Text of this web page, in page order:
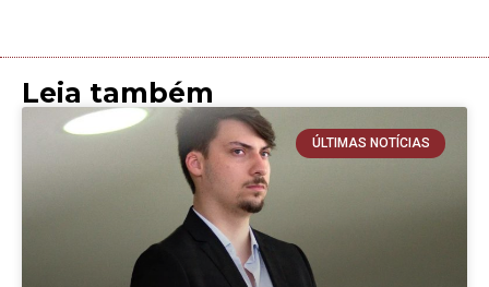
Leia também
ÚLTIMAS NOTÍCIAS